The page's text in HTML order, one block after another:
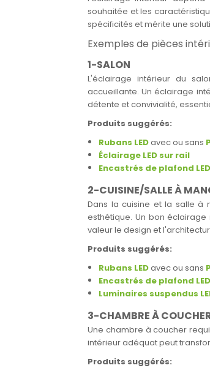
souhaitée et les
spécificités et mérite une
Exemples de pièces
1-SALON
L'éclairage intérieur du
accueillante. Un éclairage
détente et convivialité,
Produits suggérés:
Rubans LEDavec ou sans
Éclairage LED sur rail
Encastrés de plafond LED
2-CUISINE/SALLE À
Dans la cuisine et la salle à
esthétique. Un bon
valeur le design et
Produits suggérés:
Rubans LEDavec ou sans
Encastrés de plafond LED
Luminaires suspendus
3-CHAMBRE À
Une chambre à coucher
intérieur adéquat peut
Produits suggérés: